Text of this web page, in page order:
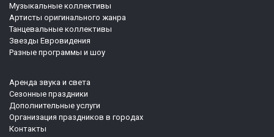
Музыкальные коллективы
Артисты оригинального жанра
Танцевальные коллективы
Звезды Евровидения
Разные программы и шоу
Аренда звука и света
Сезонные праздники
Дополнительные услуги
Организация праздников в городах
Контакты